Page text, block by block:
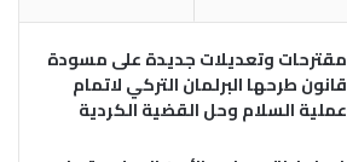
مقترحات وتعديلات جديدة على مسودة
قانون طرحها البرلمان التركي لاتمام
عملية السلام وحل القضية الكردية